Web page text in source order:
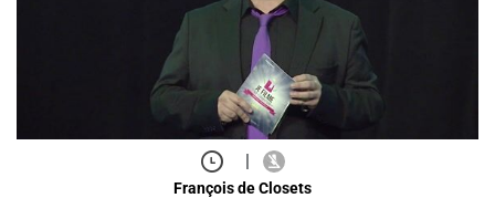
|
François de Closets